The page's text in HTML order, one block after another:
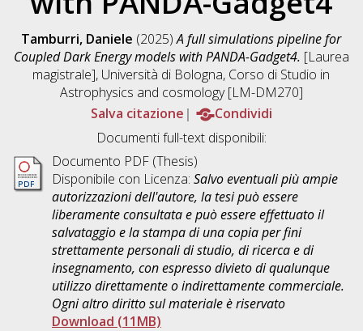
Tamburri, Daniele (2025)A full simulations pipeline for
Coupled Dark Energy models with PANDA-Gadget4. [Laurea
magistrale], Università di Bologna, Corso di Studio in
Astrophysics and cosmology [LM-DM270]
Salva citazione
Condividi
Documenti full-text disponibili:
Documento PDF (Thesis)
Disponibile con Licenza: Salvo eventuali più ampie
autorizzazioni dell'autore, la tesi può essere
liberamente consultata e può essere effettuato il
salvataggio e la stampa di una copia per fini
strettamente personali di studio, di ricerca e di
insegnamento, con espresso divieto di qualunque
utilizzo direttamente o indirettamente commerciale.
Ogni altro diritto sul materiale è riservato
Download (11MB)